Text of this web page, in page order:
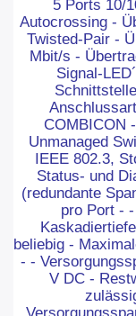
5 Ports 10/
Autocrossing -
Twisted-Pair -
Mbit/s -
Signal-
COMBICON
Unmanaged
IEEE 802.3,
Status- und
(redundante
pro Port -
beliebig -
- -
V DC -